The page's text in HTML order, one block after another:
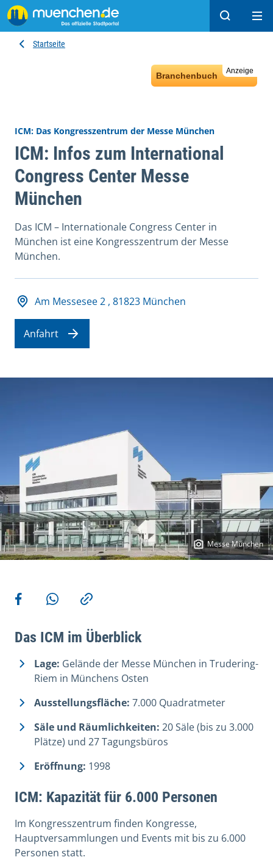
Suchen
Startseite
Anzeige
Branchenbuch
ICM: Das Kongresszentrum der Messe München
ICM: Infos zum International
Congress Center Messe
München
Das ICM – Internationale Congress Center in
München ist eine Kongresszentrum der Messe
München.
Adresse und Öffnungszeiten
Am Messesee 2 , 81823 München
Anfahrt
Messe München
Weitere Aktionen
Teilen auf Facebook
Teilen via WhatsApp
Kopieren
Das ICM im Überblick
Lage: Gelände der Messe München in Trudering-
Riem in Münchens Osten
Ausstellungsfläche: 7.000 Quadratmeter
Säle und Räumlichkeiten: 20 Säle (bis zu 3.000
Plätze) und 27 Tagungsbüros
Eröffnung: 1998
ICM: Kapazität für 6.000 Personen
Im Kongresszentrum finden Kongresse,
Hauptversammlungen und Events mit bis zu 6.000
Personen statt.